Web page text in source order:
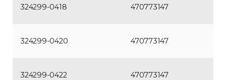
324299-0418 470773147
324299-0420 470773147
324299-0422 470773147